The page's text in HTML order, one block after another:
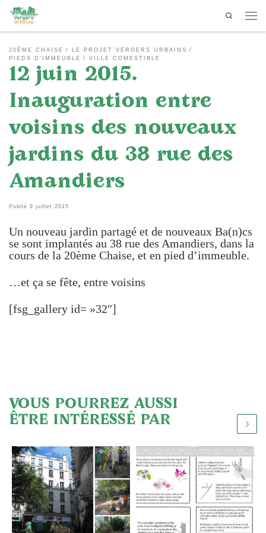
Passer au contenu
Search
20ÈME CHAISE
LE PROJET VERGERS URBAINS
PIEDS D'IMMEUBLE
VILLE COMESTIBLE
12 juin 2015.
Inauguration entre
voisins des nouveaux
jardins du 38 rue des
Amandiers
Publié 9 juillet 2015
Un nouveau jardin partagé et de nouveaux Ba(n)cs
se sont implantés au 38 rue des Amandiers, dans la
cours de la 20ème Chaise, et en pied d’immeuble.
…et ça se fête, entre voisins
[fsg_gallery id= »32″]
VOUS POURREZ AUSSI
ÊTRE INTÉRESSÉ PAR